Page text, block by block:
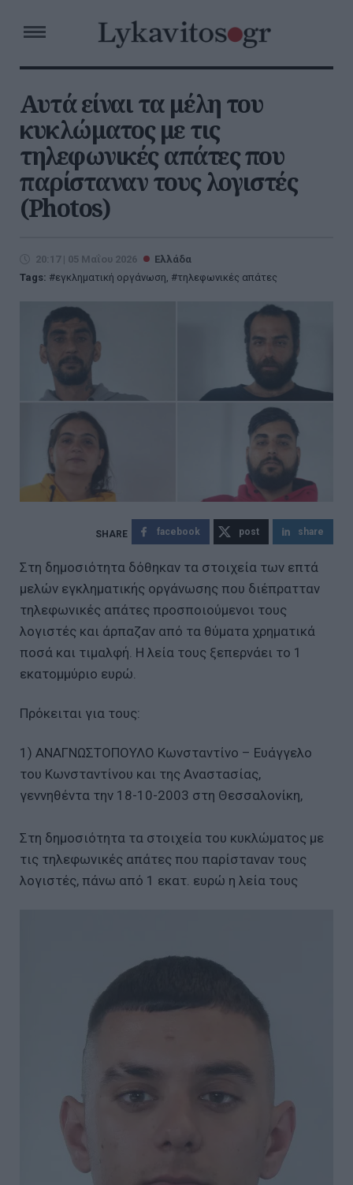
Αυτά είναι τα μέλη του
κυκλώματος με τις
τηλεφωνικές απάτες που
παρίσταναν τους λογιστές
(Photos)
20:17 | 05 Μαΐου 2026
Ελλάδα
Tags:
εγκληματική οργάνωση, τηλεφωνικές απάτες
facebook post share
Στη δημοσιότητα δόθηκαν τα στοιχεία των επτά
μελών εγκληματικής οργάνωσης που διέπρατταν
τηλεφωνικές απάτες προσποιούμενοι τους
λογιστές και άρπαζαν από τα θύματα χρηματικά
ποσά και τιμαλφή. Η λεία τους ξεπερνάει το 1
εκατομμύριο ευρώ.
Πρόκειται για τους:
1) ΑΝΑΓΝΩΣΤΟΠΟΥΛΟ Κωνσταντίνο – Ευάγγελο
του Κωνσταντίνου και της Αναστασίας,
γεννηθέντα την 18-10-2003 στη Θεσσαλονίκη,
Στη δημοσιότητα τα στοιχεία του κυκλώματος με
τις τηλεφωνικές απάτες που παρίσταναν τους
λογιστές, πάνω από 1 εκατ. ευρώ η λεία τους